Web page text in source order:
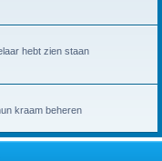
hebt zien staan
kraam beheren